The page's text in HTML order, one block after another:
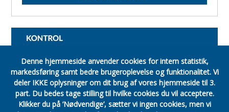
Denne hjemmeside anvender cookies for intern statistik,
markedsføring samt bedre brugeroplevelse og funktionalitet. Vi
deler IKKE oplysninger om dit brug af vores hjemmeside til 3.
part.Du bedes tage stilling til hvilke cookies du vil acceptere.
Klikker du på ’Nødvendige’, sætter vi ingen cookies, men vi